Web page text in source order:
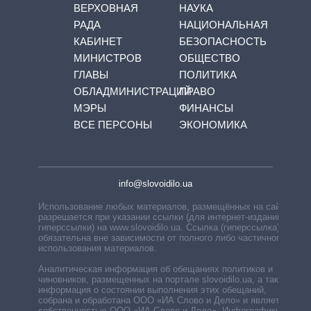
ВЕРХОВНАЯ
РАДА
КАБИНЕТ
МИНИСТРОВ
ГЛАВЫ
ОБЛАДМИНИСТРАЦИЙ
МЭРЫ
ВСЕ ПЕРСОНЫ
НАУКА
НАЦИОНАЛЬНАЯ
БЕЗОПАСНОСТЬ
ОБЩЕСТВО
ПОЛИТИКА
ПРАВО
ФИНАНСЫ
ЭКОНОМИКА
info@slovoidilo.ua
Использование любых материалов, размещённых на сайте,
разрешается при указании ссылки (для интернет-изданий —
гиперссылки) на www.slovoidilo.ua. Ссылка (гиперссылка)
обязательна вне зависимости от полного либо частичного
использования материалов.
Аналитическая информация об обещаниях политиков и
чиновников, размещенных на портале slovoidilo.ua, а также
информация о состоянии выполнения этих обещаний,
собрана и обработана ООО «ИА Слово и Дело» и является